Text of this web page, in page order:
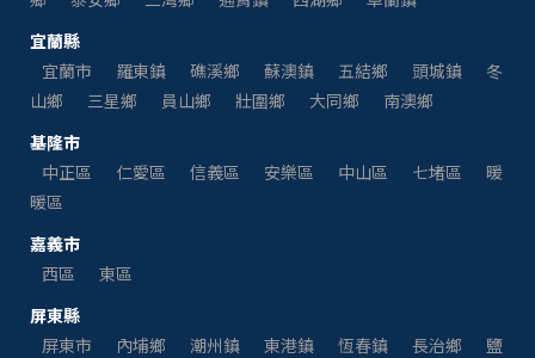
宜蘭縣
宜蘭市
羅東鎮 礁溪鄉 蘇澳鎮 五結鄉 頭城鎮
冬
山鄉
三星鄉 員山鄉 壯圍鄉 大同鄉
南澳鄉
基隆市
中正區
仁愛區 信義區 安樂區 中山區 七堵區
暖
暖區
嘉義市
西區
東區
屏東縣
屏東市
內埔鄉 潮州鎮 東港鎮 恆春鎮 長治鄉
鹽